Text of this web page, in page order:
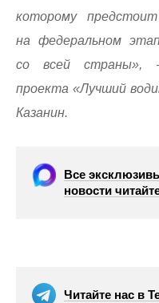
которому
на федеральном
со всей страны», —
проекта «Лучший
Казанин.
Все
новости
Читайте нас в